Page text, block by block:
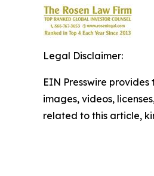
Legal Disclaimer:
EIN Presswire
images, videos,
related to this article,